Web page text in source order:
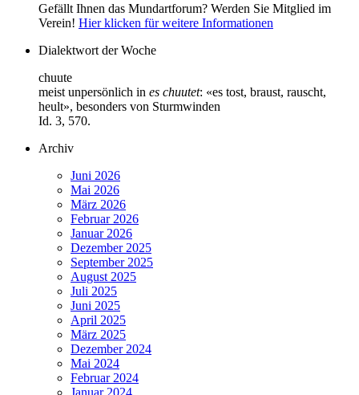
Gefällt Ihnen das Mundartforum? Werden Sie Mitglied im
Verein! Hier klicken für weitere Informationen
Dialektwort der Woche
chuute
meist unpersönlich in es chuutet: «es tost, braust, rauscht,
heult», besonders von Sturmwinden
Id. 3, 570.
Archiv
Juni 2026
Mai 2026
März 2026
Februar 2026
Januar 2026
Dezember 2025
September 2025
August 2025
Juli 2025
Juni 2025
April 2025
März 2025
Dezember 2024
Mai 2024
Februar 2024
Januar 2024